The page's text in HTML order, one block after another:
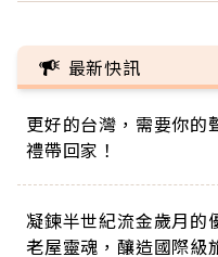
最新快訊
更好的台灣，需要你的
禮帶回家！
凝鍊半世紀流金歲月的
老屋靈魂，釀造國際級